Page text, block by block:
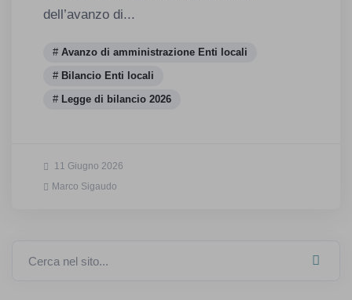
dell’avanzo di...
Avanzo di amministrazione Enti locali
Bilancio Enti locali
Legge di bilancio 2026
11 Giugno 2026
Marco Sigaudo
Cerca nel sito...